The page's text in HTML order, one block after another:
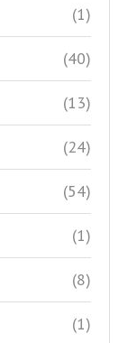
(1)
(40)
(13)
(24)
(54)
(1)
(8)
(1)